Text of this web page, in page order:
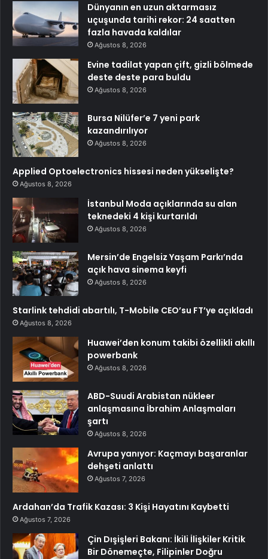
Dünyanın en uzun aktarmasız
uçuşunda tarihi rekor: 24 saatten
fazla havada kaldılar
Ağustos 8, 2026
Evine tadilat yapan çift, gizli bölmede
deste deste para buldu
Ağustos 8, 2026
Bursa Nilüfer’e 7 yeni park
kazandırılıyor
Ağustos 8, 2026
Applied Optoelectronics hissesi neden yükselişte?
Ağustos 8, 2026
İstanbul Moda açıklarında su alan
teknedeki 4 kişi kurtarıldı
Ağustos 8, 2026
Mersin’de Engelsiz Yaşam Parkı’nda
açık hava sinema keyfi
Ağustos 8, 2026
Starlink tehdidi abartılı, T-Mobile CEO’su FT’ye açıkladı
Ağustos 8, 2026
Huawei’den konum takibi özellikli akıllı
powerbank
Ağustos 8, 2026
ABD-Suudi Arabistan nükleer
anlaşmasına İbrahim Anlaşmaları
şartı
Ağustos 8, 2026
Avrupa yanıyor: Kaçmayı başaranlar
dehşeti anlattı
Ağustos 7, 2026
Ardahan’da Trafik Kazası: 3 Kişi Hayatını Kaybetti
Ağustos 7, 2026
Çin Dışişleri Bakanı: İkili İlişkiler Kritik
Bir Dönemeçte, Filipinler Doğru